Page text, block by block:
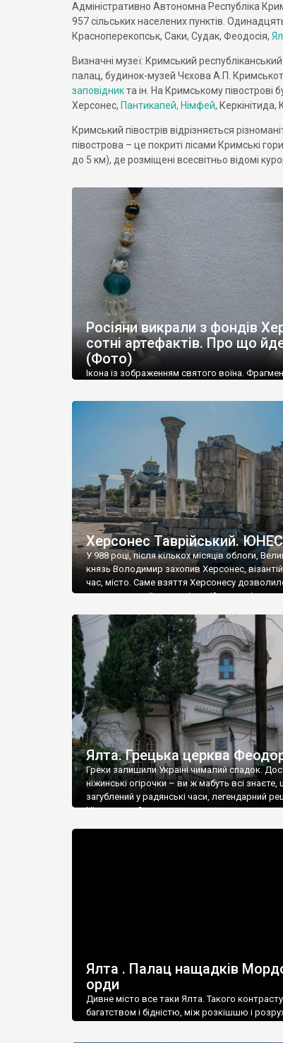
Адміністративно Автономна Республіка
957 сільських населених пунктів.
Красноперекопськ, Саки, Судак, Феодосія,
Визначні музеї: Кримський
палац, будинок-музей Чєхова А.П.
заповідникта ін. На Кримському півострові
Херсонес, Пантикапей, Німфей, Керкінітида,
Кримський півострів відрізняється
півострова – це покриті лісами Кримські
до 5 км), де розміщені всесвітньо відомі
Росіяни викрали з фондів
сотні артефактів. Про що
(Фото)
Ікона із зображенням святого воїна.
травні російські окупанти вивезли з Криму
музею «Новгородський музей-заповідник»
візантійської доби. Раритети викрадені з
культурної спадщини ЮНЕСКО «Херсонеса
Офіційно – на виставку «Золото Візантії»,
влада в Україні вважають це лише […]
Херсонес Таврійський.
У 988 році, після кількох місяців облоги,
князь Володимир захопив Херсонес,
час, місто. Саме взяття Херсонесу
диктувати свої умови візантійському
Херсонесі Володимир-язичник, став Василем-
християнином. А потім було Хрещення Русі.
Херсонесу Таврійського названо місто […]
Ялта. Грецька церква
Греки залишили Україні чималий спадок.
ніжинські огірочки – ви ж мабуть всі знаєте,
загублений у радянські часи, легендарний
Ніжин греки?
Ялта . Палац нащадків
орди
Дивне місто все таки Ялта. Такого
багатством і бідністю, між розкішшю і